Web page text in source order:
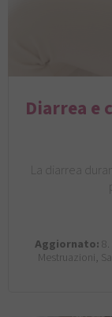
Diarrea e
La diarrea
Aggiornato:
Mestruazioni,